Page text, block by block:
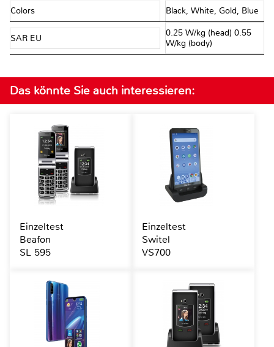
Colors Black, White, Gold, Blue
SAR EU
0.25 W/kg (head) 0.55
W/kg (body)
Das könnte Sie auch interessieren:
Einzeltest
Beafon
SL 595
Einzeltest
Switel
VS700